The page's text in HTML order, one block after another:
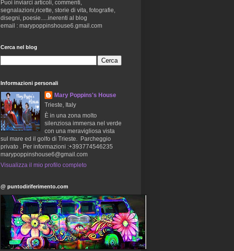
Puoi inviarci articoli, commenti,
segnalazioni,ricette, storie di vita, fotografie,
disegni, poesie.....inerenti al blog
email : marypoppinshouse6.gmail.com
Cerca nel blog
Informazioni personali
Mary Poppins's House
Trieste, Italy
È in una zona molto
silenziosa immersa nel verde
con una meravigliosa vista
sul mare ed il golfo di Trieste. Parcheggio
privato . Per informazioni :+393774546235
marypoppinshouse6@gmail.com
Visualizza il mio profilo completo
@ puntodiriferimento.com